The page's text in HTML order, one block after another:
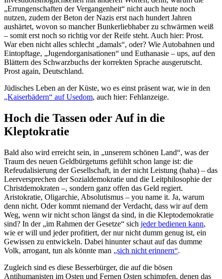
„Errungenschaften der Vergangenheit“ nicht auch heute noch
nutzen, zudem der Beton der Nazis erst nach hundert Jahren
aushärtet, wovon so mancher Bunkerliebhaber zu schwärmen weiß
– somit erst noch so richtig vor der Reife steht. Auch hier: Prost.
War eben nicht alles schlecht „damals“, oder? Wie Autobahnen und
Eintopftage, „Jugendorganisationen“ und Euthanasie – ups, auf den
Blättern des Schwarzbuchs der korrekten Sprache ausgerutscht.
Prost again, Deutschland.
Jüdisches Leben an der Küste, wo es einst präsent war, wie in den
„Kaiserbädern“ auf Usedom, auch hier: Fehlanzeige.
Hoch die Tassen oder Auf in die
Kleptokratie
Bald also wird erreicht sein, in „unserem schönen Land“, was der
Traum des neuen Geldbürgetums gefühlt schon lange ist: die
Refeudalisierung der Gesellschaft, in der nicht Leistung (haha) – das
Leerversprechen der Sozialdemokratie und die Leitphilosophie der
Christdemokraten –, sondern ganz offen das Geld regiert.
Aristokratie, Oligarchie, Absolutismus – you name it. Ja, warum
denn nicht. Oder kommt niemand der Verdacht, dass wir auf dem
Weg, wenn wir nicht schon längst da sind, in die Kleptodemokratie
sind? In der „im Rahmen der Gesetze“ sich jeder bedienen kann,
wie er will und jeder profitiert, der nur nicht dumm genug ist, ein
Gewissen zu entwickeln. Dabei hinunter schaut auf das dumme
Volk, arrogant, tun als könnte man „sich nicht erinnern“.
Zugleich sind es diese Besserbürger, die auf die bösen
Antihumanisten im Osten und Fernen Osten schimpfen, denen das